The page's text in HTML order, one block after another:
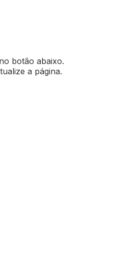
botão abaixo.
a página.